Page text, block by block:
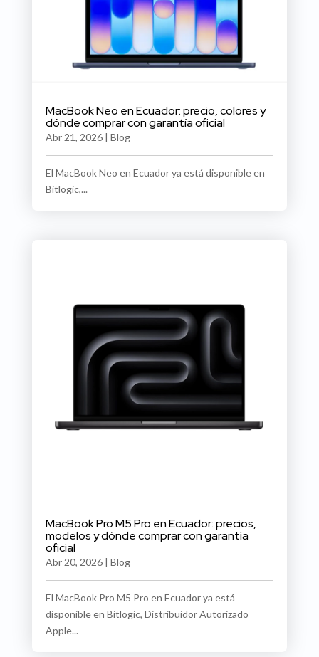
MacBook Neo en Ecuador: precio, colores y
dónde comprar con garantía oficial
Abr 21, 2026| Blog
El MacBook Neo en Ecuador ya está disponible en
Bitlogic,...
MacBook Pro M5 Pro en Ecuador: precios,
modelos y dónde comprar con garantía
oficial
Abr 20, 2026| Blog
El MacBook Pro M5 Pro en Ecuador ya está
disponible en Bitlogic, Distribuidor Autorizado
Apple...